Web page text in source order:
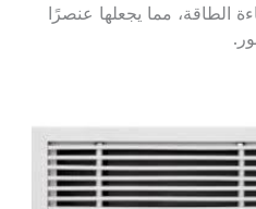
الطاقة، مما يجعلها عنصرًا